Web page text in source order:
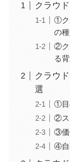
クラウ
①ク
の
②ク
る
クラウ
選
①目
②ス
③価
④自